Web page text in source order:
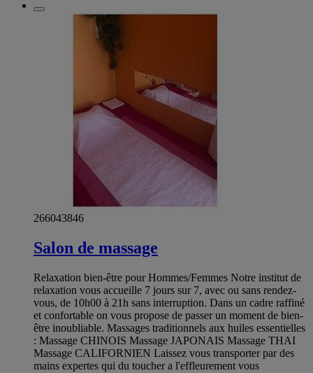
266043846
Salon de massage
Relaxation bien-être pour Hommes/Femmes Notre institut de
relaxation vous accueille 7 jours sur 7, avec ou sans rendez-
vous, de 10h00 à 21h sans interruption. Dans un cadre raffiné
et confortable on vous propose de passer un moment de bien-
être inoubliable. Massages traditionnels aux huiles essentielles
: Massage CHINOIS Massage JAPONAIS Massage THAI
Massage CALIFORNIEN Laissez vous transporter par des
mains expertes qui du toucher a l'effleurement vous